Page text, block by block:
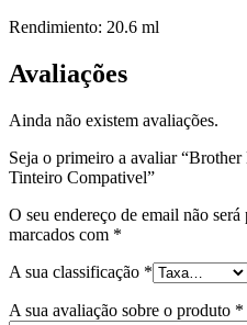
Rendimiento: 20.6 ml
Avaliações
Ainda não existem avaliações.
Seja o primeiro a avaliar
Tinteiro Compativel”
O seu endereço de email não será
marcados com *
A sua classificação *
A sua avaliação sobre o produto *